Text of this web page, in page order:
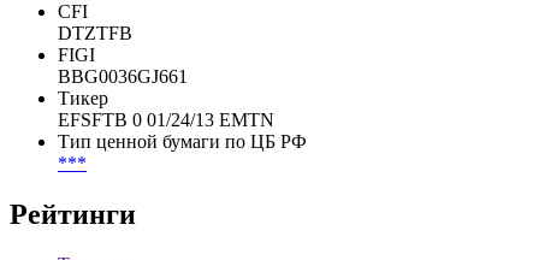
CUSIP
***
CUSIP 144A
***
CFI
DTZTFB
FIGI
BBG0036GJ661
Тип ценной бумаги по ЦБ РФ